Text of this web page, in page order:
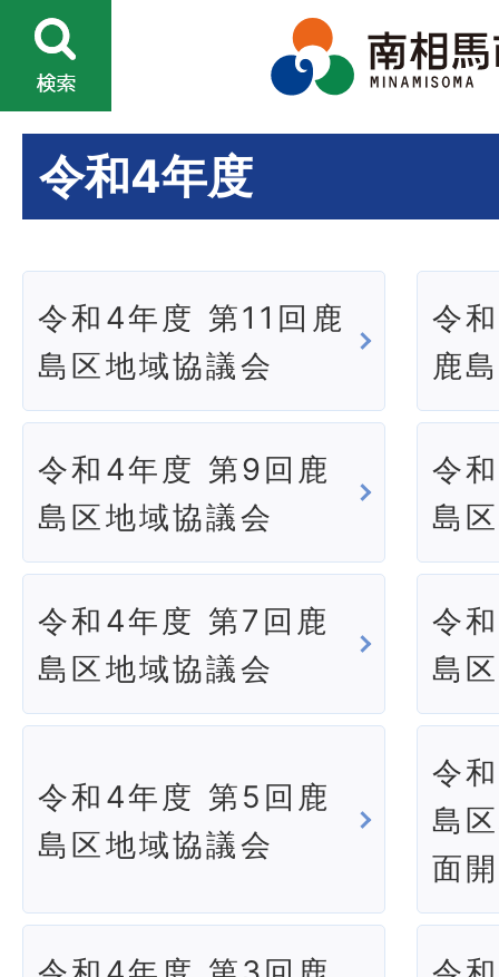
令和4年度
令和4年度 第11回鹿
島区地域協議会
令
鹿
令和4年度 第9回鹿
島区地域協議会
令
島
令和4年度 第7回鹿
島区地域協議会
令
島
令和4年度 第5回鹿
島区地域協議会
令
島
面